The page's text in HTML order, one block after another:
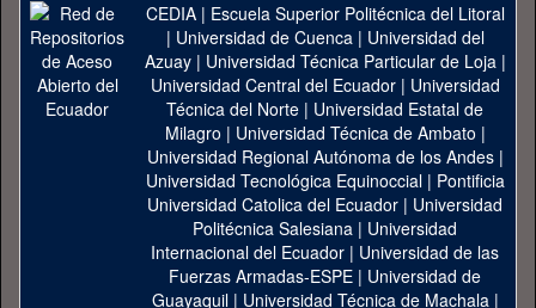
CEDIA| Escuela Superior Politécnica del Litoral
| Universidad de Cuenca| Universidad del
Azuay| Universidad Técnica Particular de Loja|
Universidad Central del Ecuador| Universidad
Técnica del Norte | Universidad Estatal de
Milagro | Universidad Técnica de Ambato |
Universidad Regional Autónoma de los Andes|
Universidad Tecnológica Equinoccial| Pontificia
Universidad Catolica del Ecuador | Universidad
Politécnica Salesiana | Universidad
Internacional del Ecuador | Universidad de las
Fuerzas Armadas-ESPE | Universidad de
Guayaquil| Universidad Técnica de Machala|